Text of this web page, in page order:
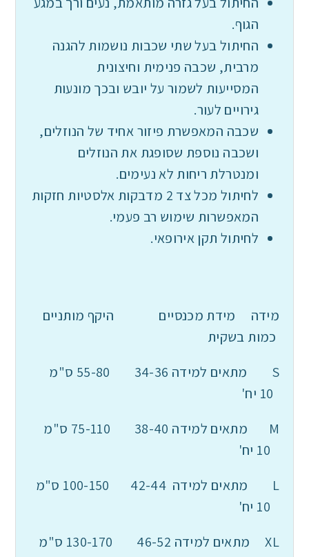
הגוף.
החיתול בעל שתי שכבות נושמות להגנה
מרבית, שכבה פנימית וחיצונית
המסייעות לשמור על יובש ובכך מונעות
גירויים לעור.
שכבה המאפשרת פיזור אחיד של הנוזלים,
ושכבה נוספת שסופגת את הנוזלים
ומנטרלת ריחות לא נעימים.
לחיתול מכל צד 2 מדבקות אלסטיות חזקות
המאפשרות שימוש רב פעמי.
לחיתול תקן אירופאי.
מידה מידת מכנסיים היקף מותניים
כמות בשקית
S מתאים למידה 34-36 55-80 ס"מ
M מתאים למידה 38-40 75-110 ס"מ
L מתאים למידה 42-44 100-150 ס"מ
XL מתאים למידה 46-52 130-170 ס"מ